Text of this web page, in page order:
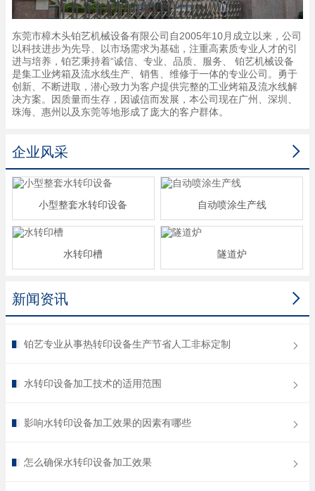
东莞市樟木头铂艺机械设备有限公司自2005年10月成立以来，公司
以科技进步为先导、以市场需求为基础，注重高素质专业人才的引
进与培养，铂艺秉持着“诚信、专业、品质、服务、 铂艺机械设备
是集工业烤箱及流水线生产、销售、维修于一体的专业公司。勇于
创新、不断进取，潜心致力为客户提供完整的工业烤箱及流水线解
决方案。因质量而生存，因诚信而发展，本公司现在广州、深圳、
珠海、惠州以及东莞等地形成了庞大的客户群体。

企业风采
小型整套水转印设备 自动喷涂生产线
水转印槽 隧道炉

新闻资讯
铂艺专业从事热转印设备生产节省人工非标定制
水转印设备加工技术的适用范围
影响水转印设备加工效果的因素有哪些
怎么确保水转印设备加工效果